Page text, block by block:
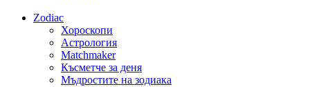
Zodiac
Хороскопи
Астрология
Matchmaker
Късметче за деня
Мъдростите на зодиака